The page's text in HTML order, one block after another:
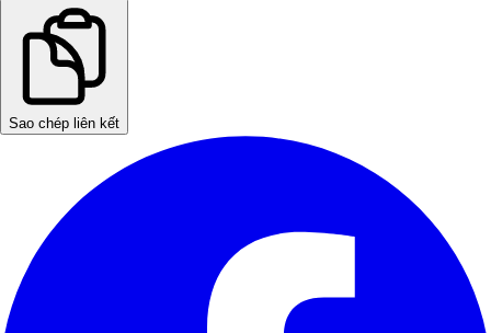
Sao chép liên kết